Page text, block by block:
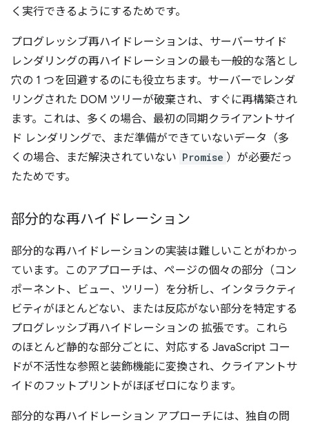
く実行できるようにするためです。
プログレッシブ再ハイドレーションは、サーバーサイド
レンダリングの再ハイドレーションの最も一般的な落とし
穴の 1 つを回避するのにも役立ちます。サーバーでレンダ
リングされた DOM ツリーが破棄され、すぐに再構築され
ます。これは、多くの場合、最初の同期クライアントサイ
ド レンダリングで、まだ準備ができていないデータ（多
くの場合、まだ解決されていない Promise ）が必要だっ
たためです。
部分的な再ハイドレーション
部分的な再ハイドレーションの実装は難しいことがわかっ
ています。このアプローチは、ページの個々の部分（コン
ポーネント、ビュー、ツリー）を分析し、インタラクティ
ビティがほとんどない、または反応がない部分を特定する
プログレッシブ再ハイドレーションの 拡張です。これら
のほとんど静的な部分ごとに、対応する JavaScript コー
ドが不活性な参照と装飾機能に変換され、クライアントサ
イドのフットプリントがほぼゼロになります。
部分的な再ハイドレーション アプローチには、独自の問